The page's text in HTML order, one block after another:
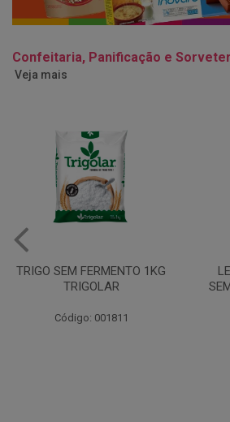
Confeitaria, Panificação e
Veja mais
LEITE CONDENSADO
SEMIDESNATADO TIROL
Código: 046325